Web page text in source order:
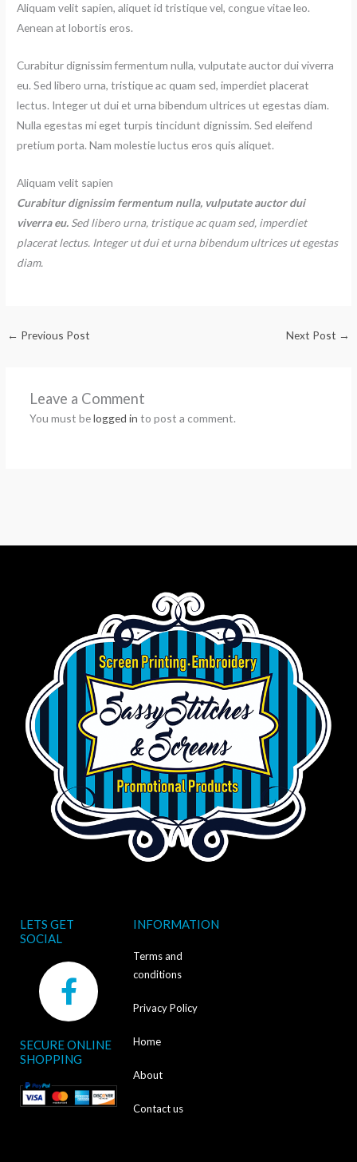
Aliquam velit sapien, aliquet id tristique vel, congue vitae leo.
Aenean at lobortis eros.
Curabitur dignissim fermentum nulla, vulputate auctor dui viverra
eu. Sed libero urna, tristique ac quam sed, imperdiet placerat
lectus. Integer ut dui et urna bibendum ultrices ut egestas diam.
Nulla egestas mi eget turpis tincidunt dignissim. Sed eleifend
pretium porta. Nam molestie luctus eros quis aliquet.
Aliquam velit sapien
Curabitur dignissim fermentum nulla, vulputate auctor dui
viverra eu. Sed libero urna, tristique ac quam sed, imperdiet
placerat lectus. Integer ut dui et urna bibendum ultrices ut egestas
diam.
← Previous Post Next Post →
Leave a Comment
You must belogged in to post a comment.
LETS GET
SOCIAL
F
a
c
e
b
o
SECURE ONLINE
SHOPPING
INFORMATION
Terms and
conditions
Privacy Policy
Home
About
Contact us